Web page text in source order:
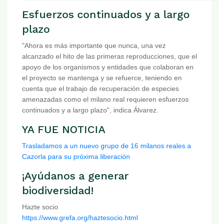
Esfuerzos continuados y a largo
plazo
"Ahora es más importante que nunca, una vez
alcanzado el hito de las primeras reproducciones, que el
apoyo de los organismos y entidades que colaboran en
el proyecto se mantenga y se refuerce, teniendo en
cuenta que el trabajo de recuperación de especies
amenazadas como el milano real requieren esfuerzos
continuados y a largo plazo", indica Álvarez.
YA FUE NOTICIA
Trasladamos a un nuevo grupo de 16 milanos reales a
Cazorla para su próxima liberación
¡Ayúdanos a generar
biodiversidad!
Hazte socio
https://www.grefa.org/haztesocio.html